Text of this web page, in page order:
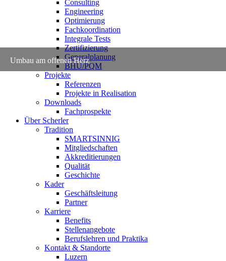
Consulting
Engineering
Optimierung
Fachkoordination
Integrale Tests
Zertifizierung
Generalplanung
BHU/PQM
Projekte
Referenzen
Projekte in Realisation
Downloads
Fachprospekte
Über Scherler
Tradition
SMARTSINNIG
Mitgliedschaften
Akkreditierungen
Qualität
Geschichte
Kader
Geschäftsleitung
Partner
Karriere
Benefits
Stellenangebote
Berufslehren und Praktika
Kontakt & Standorte
Luzern
Umbau am offenen Herz